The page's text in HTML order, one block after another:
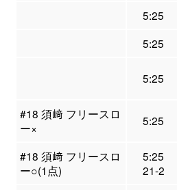
5:25
5:25
5:25
#18 須﨑 フリースロ
ー×
5:25
#18 須﨑 フリースロ
ー○(1点)
5:25
21-2